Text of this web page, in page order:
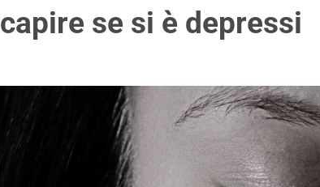
se si è depressi